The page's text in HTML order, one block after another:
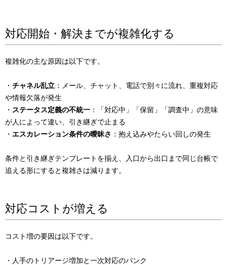
対応開始・解決までが複雑化する
複雑化の主な原因は以下です。
・ チャネル乱立 ：メール、チャット、電話で別々に流れ、重複対応
や情報欠落が発生
・ ステータス定義の不統一 ：「対応中」「保留」「調査中」の意味
が人によって違い、引き継ぎで止まる
・ エスカレーション条件の曖昧さ ：抱え込みやたらい回しの発生
条件と引き継ぎテンプレートを揃え、入口から出口まで同じ台帳で
追える形にすると複雑さは減ります。
対応コストが増える
コスト増の要因は以下です。
・人手のトリアージ増加と一次対応のパンク